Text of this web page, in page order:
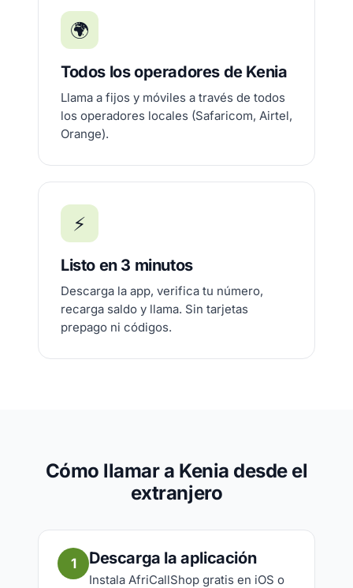
🌍
Todos los operadores de Kenia
Llama a fijos y móviles a través de todos
los operadores locales (Safaricom, Airtel,
Orange).
⚡
Listo en 3 minutos
Descarga la app, verifica tu número,
recarga saldo y llama. Sin tarjetas
prepago ni códigos.
Cómo llamar a Kenia desde el
extranjero
1 Descarga la aplicación
Instala AfriCallShop gratis en iOS o